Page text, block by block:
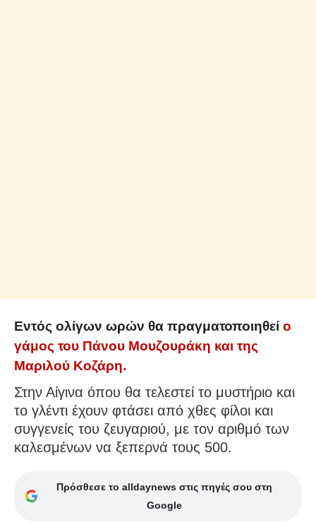
Εντός ολίγων ωρών θα πραγματοποιηθεί ο
γάμος του Πάνου Μουζουράκη και της
Μαριλού Κοζάρη.
Στην Αίγινα όπου θα τελεστεί το μυστήριο και
το γλέντι έχουν φτάσει από χθες φίλοι και
συγγενείς του ζευγαριού, με τον αριθμό των
καλεσμένων να ξεπερνά τους 500.
Πρόσθεσε το alldaynews στις πηγές σου στη
Google